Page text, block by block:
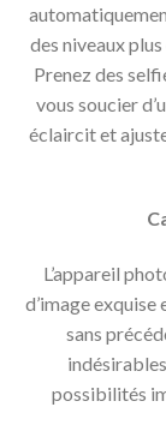
des niveaux
Prenez des
vous soucier
éclaircit et
L’appareil
d’image
sans
possibilités